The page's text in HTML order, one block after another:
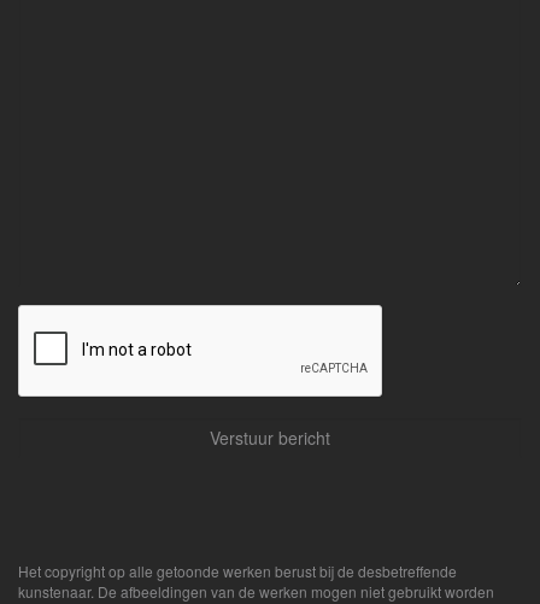
Het copyright op alle getoonde werken berust bij de desbetreffende
kunstenaar. De afbeeldingen van de werken mogen niet gebruikt worden